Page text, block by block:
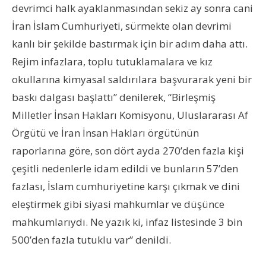
devrimci halk ayaklanmasından sekiz ay sonra cani
İran İslam Cumhuriyeti, sürmekte olan devrimi
kanlı bir şekilde bastırmak için bir adım daha attı.
Rejim infazlara, toplu tutuklamalara ve kız
okullarına kimyasal saldırılara başvurarak yeni bir
baskı dalgası başlattı” denilerek, “Birleşmiş
Milletler İnsan Hakları Komisyonu, Uluslararası Af
Örgütü ve İran İnsan Hakları örgütünün
raporlarına göre, son dört ayda 270’den fazla kişi
çeşitli nedenlerle idam edildi ve bunların 57’den
fazlası, İslam cumhuriyetine karşı çıkmak ve dini
eleştirmek gibi siyasi mahkumlar ve düşünce
mahkumlarıydı. Ne yazık ki, infaz listesinde 3 bin
500’den fazla tutuklu var” denildi.